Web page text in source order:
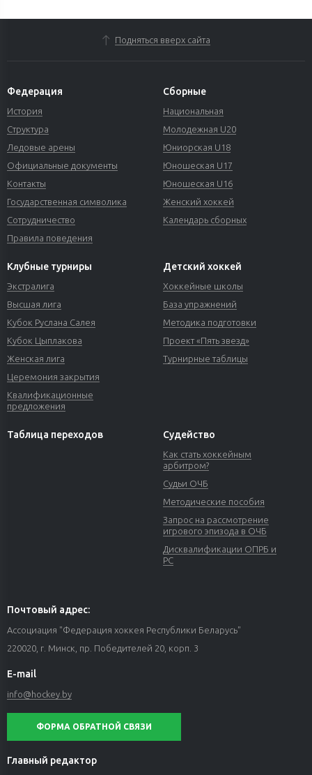
Подняться вверх сайта
Федерация
История
Структура
Ледовые арены
Официальные документы
Контакты
Государственная символика
Сотрудничество
Правила поведения
Сборные
Национальная
Молодежная U20
Юниорская U18
Юношеская U17
Юношеская U16
Женский хоккей
Календарь сборных
Клубные турниры
Экстралига
Высшая лига
Кубок Руслана Салея
Кубок Цыплакова
Женская лига
Церемония закрытия
Квалификационные
предложения
Детский хоккей
Хоккейные школы
База упражнений
Методика подготовки
Проект «Пять звезд»
Турнирные таблицы
Таблица переходов Судейство
Как стать хоккейным
арбитром?
Судьи ОЧБ
Методические пособия
Запрос на рассмотрение
игрового эпизода в ОЧБ
Дисквалификации ОПРБ и
РС
Почтовый адрес:
Ассоциация "Федерация хоккея Республики Беларусь"
220020, г. Минск, пр. Победителей 20, корп. 3
E-mail
info@hockey.by
ФОРМА ОБРАТНОЙ СВЯЗИ
Главный редактор